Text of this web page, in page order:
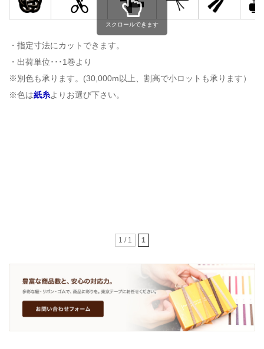
スクロールできます
・指定寸法にカットできます。
・出荷単位･･･1巻より
※別色も承ります。(30,000m以上、割高で小ロットも承ります）
※色は紙糸よりお選び下さい。
1 / 1 1